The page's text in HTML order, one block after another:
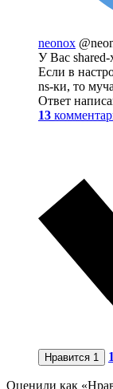
neonox
У Вас
Если в
ns-ки, то
Ответ
13
Нравится 1
Оценили как